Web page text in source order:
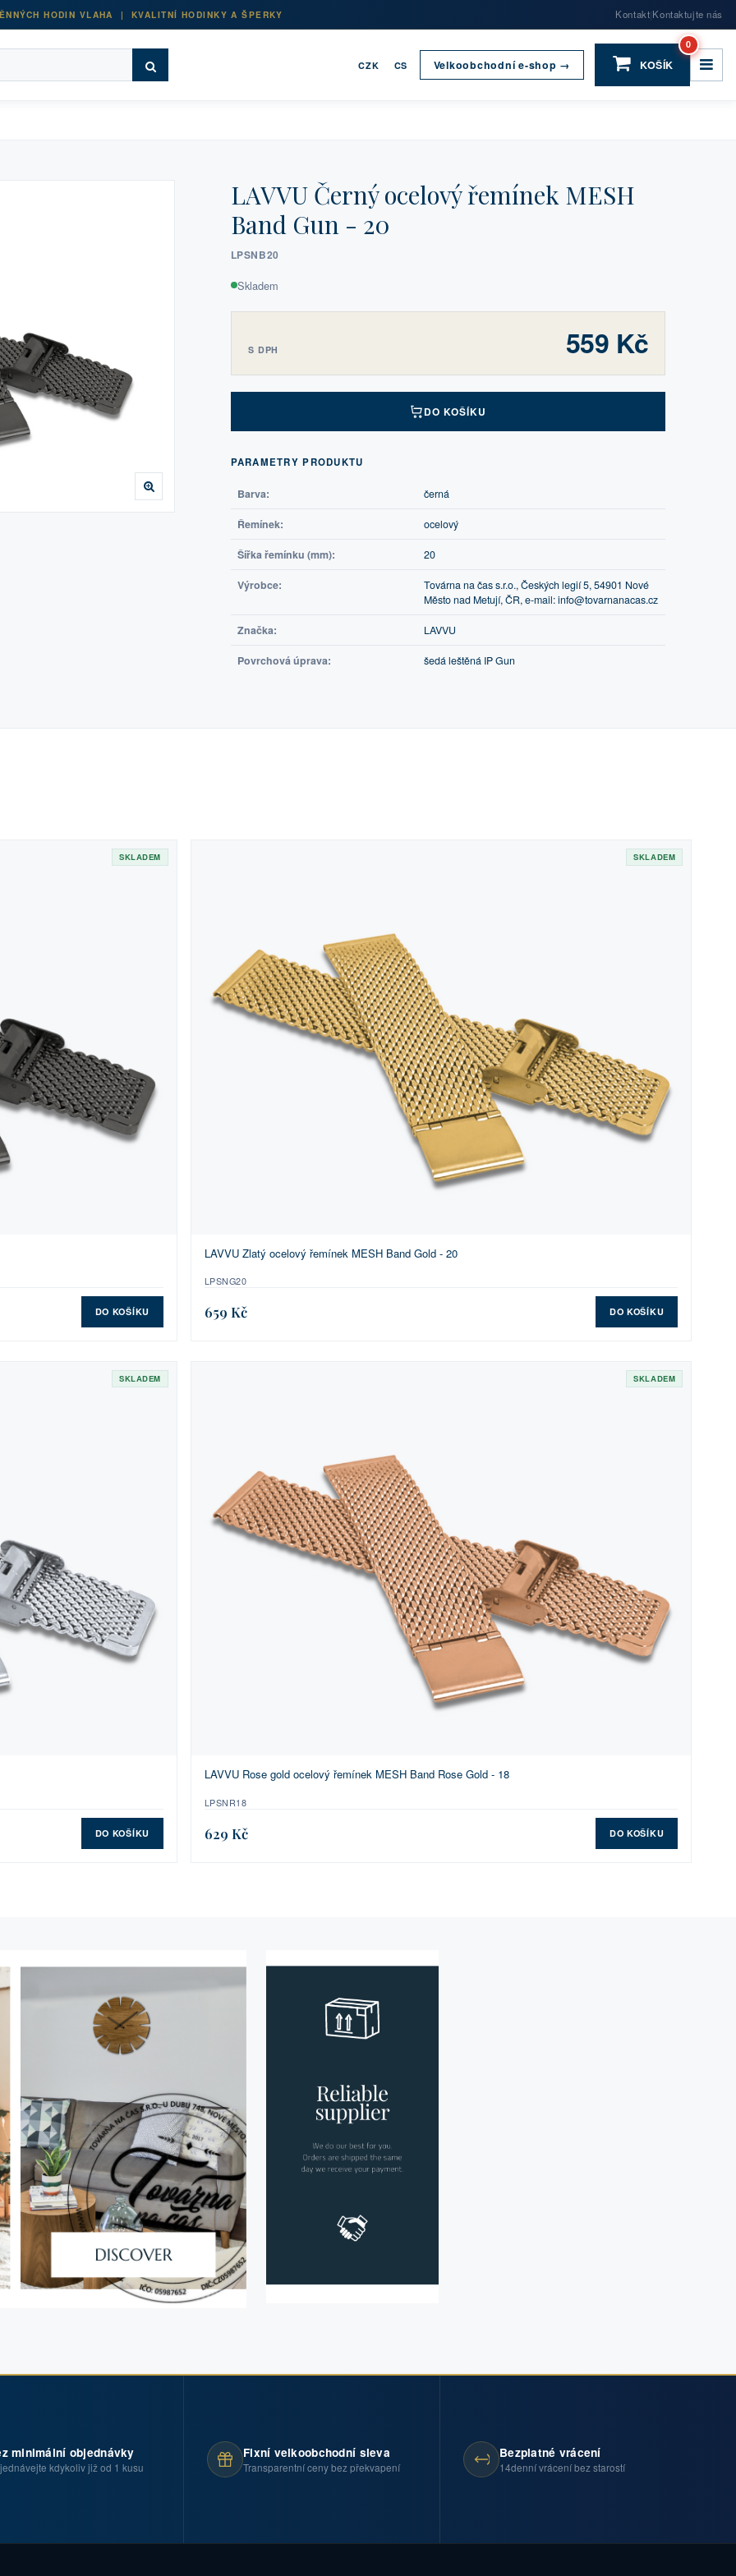
HODIN VLAHA | KVALITNÍ HODINKY A ŠPERKY Kontakt|Kontaktujte nás
CZK CS Velkoobchodní e-shop → KOŠÍK
0
LAVVU Černý ocelový řemínek MESH
Band Gun - 20
LPSNB20
Skladem
S DPH 559 Kč
DO KOŠÍKU
PARAMETRY PRODUKTU
Barva: černá
Řemínek: ocelový
Šířka řemínku (mm): 20
Výrobce:
Továrna na čas s.r.o., Českých legií 5, 54901 Nové
Město nad Metují, ČR, e-mail: info@tovarnanacas.cz
Značka: LAVVU
Povrchová úprava: šedá leštěná IP Gun
SKLADEM
DO KOŠÍKU
SKLADEM
LAVVU Zlatý ocelový řemínek MESH Band Gold - 20
LPSNG20
659 Kč DO KOŠÍKU
SKLADEM
DO KOŠÍKU
SKLADEM
LAVVU Rose gold ocelový řemínek MESH Band Rose Gold - 18
LPSNR18
629 Kč DO KOŠÍKU
minimální objednávky
kdykoliv již od 1 kusu
Fixní velkoobchodní sleva
Transparentní ceny bez překvapení
Bezplatné vrácení
14denní vrácení bez starostí